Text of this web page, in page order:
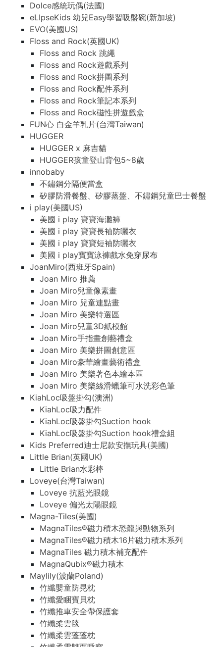
Dolce感統玩偶(法國)
eLIpseKids 幼兒Easy學習吸盤碗(新加坡)
EVO(美國US)
Floss and Rock(英國UK)
Floss and Rock 跳繩
Floss and Rock遊戲系列
Floss and Rock拼圖系列
Floss and Rock配件系列
Floss and Rock筆記本系列
Floss and Rock磁性拼遊戲盒
FUN心 白金羊乳片(台灣Taiwan)
HUGGER
HUGGER x 麻吉貓
HUGGER孩童登山背包5~8歲
innobaby
不鏽鋼分隔便當盒
矽膠防滑餐盤、矽膠蒸盤、不鏽鋼兒童巴士餐盤
i play(美國US)
美國 i play 寶寶海灘褲
美國 i play 寶寶長袖防曬衣
美國 i play 寶寶短袖防曬衣
美國 i play寶寶泳褲戲水免穿尿布
JoanMiro(西班牙Spain)
Joan Miro 推薦
Joan Miro兒童像素畫
Joan Miro 兒童連點畫
Joan Miro 美樂特選區
Joan Miro兒童3D紙模館
Joan Miro手指畫創藝禮盒
Joan Miro 美樂拼圖創意區
Joan Miro豪華繪畫藝術禮盒
Joan Miro 美樂著色本繪本區
Joan Miro 美樂絲滑蠟筆可水洗彩色筆
KiahLoc吸盤掛勾(澳洲)
KiahLoc吸力配件
KiahLoc吸盤掛勾Suction hook
KiahLoc吸盤掛勾Suction hook禮盒組
Kids Preferred迪士尼款安撫玩具(美國)
Little Brian(英國UK)
Little Brian水彩棒
Loveye(台灣Taiwan)
Loveye 抗藍光眼鏡
Loveye 偏光太陽眼鏡
Magna-Tiles(美國)
MagnaTiles®磁力積木恐龍與動物系列
MagnaTiles®磁力積木16片磁力積木系列
MagnaTiles 磁力積木補充配件
MagnaQubix®磁力積木
Maylily(波蘭Poland)
竹纖嬰童防晃枕
竹纖愛睏寶貝枕
竹纖推車安全帶保護套
竹纖柔雲毯
竹纖柔雲蓬蓬枕